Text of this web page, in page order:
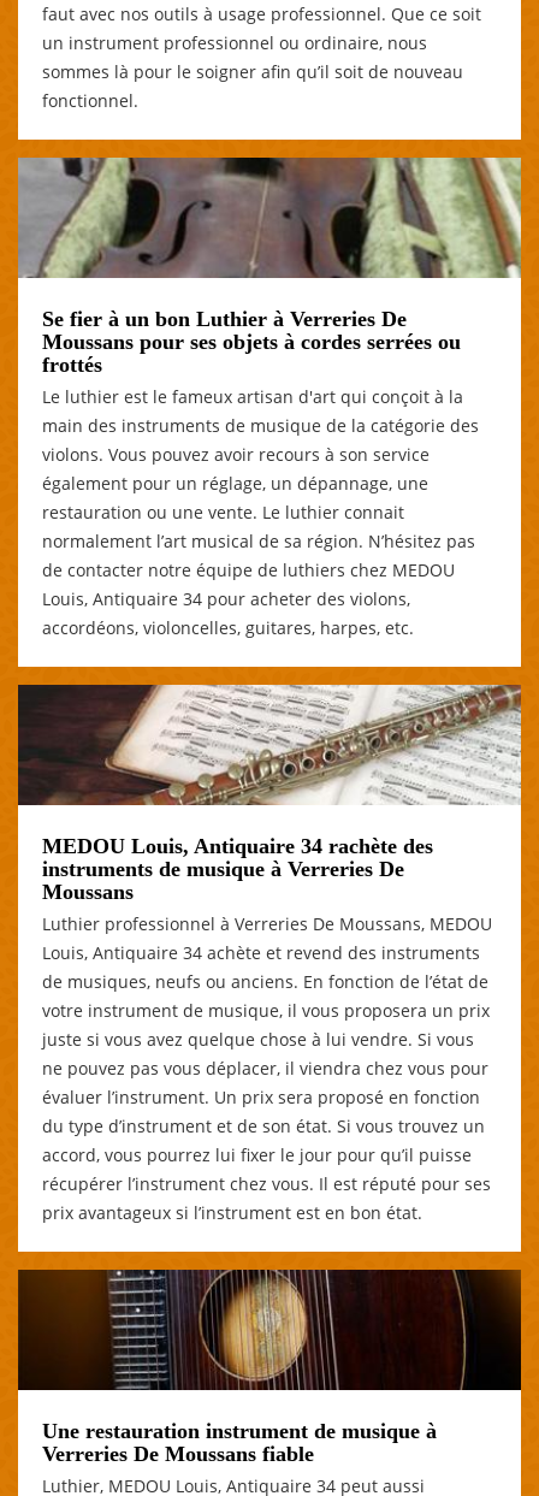
faut avec nos outils à usage professionnel. Que ce soit
un instrument professionnel ou ordinaire, nous
sommes là pour le soigner afin qu’il soit de nouveau
fonctionnel.
Se fier à un bon Luthier à Verreries De
Moussans pour ses objets à cordes serrées ou
frottés
Le luthier est le fameux artisan d'art qui conçoit à la
main des instruments de musique de la catégorie des
violons. Vous pouvez avoir recours à son service
également pour un réglage, un dépannage, une
restauration ou une vente. Le luthier connait
normalement l’art musical de sa région. N’hésitez pas
de contacter notre équipe de luthiers chez MEDOU
Louis, Antiquaire 34 pour acheter des violons,
accordéons, violoncelles, guitares, harpes, etc.
MEDOU Louis, Antiquaire 34 rachète des
instruments de musique à Verreries De
Moussans
Luthier professionnel à Verreries De Moussans, MEDOU
Louis, Antiquaire 34 achète et revend des instruments
de musiques, neufs ou anciens. En fonction de l’état de
votre instrument de musique, il vous proposera un prix
juste si vous avez quelque chose à lui vendre. Si vous
ne pouvez pas vous déplacer, il viendra chez vous pour
évaluer l’instrument. Un prix sera proposé en fonction
du type d’instrument et de son état. Si vous trouvez un
accord, vous pourrez lui fixer le jour pour qu’il puisse
récupérer l’instrument chez vous. Il est réputé pour ses
prix avantageux si l’instrument est en bon état.
Une restauration instrument de musique à
Verreries De Moussans fiable
Luthier, MEDOU Louis, Antiquaire 34 peut aussi